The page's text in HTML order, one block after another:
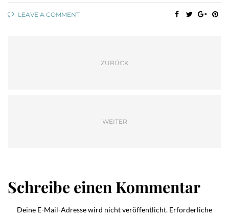
LEAVE A COMMENT
ZURÜCK
WEITER
Schreibe einen Kommentar
Deine E-Mail-Adresse wird nicht veröffentlicht. Erforderliche